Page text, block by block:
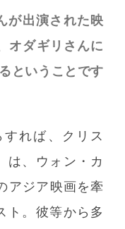
が出演された映
オダギリさんに
ということです
れば、クリス
は、ウォン・カ
アジア映画を牽
ト。彼等から多